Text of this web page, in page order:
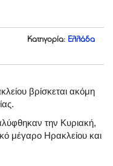
Κατηγορία: Ελλάδα
βρίσκεται ακόμη
την Κυριακή,
μέγαρο Ηρακλείου και